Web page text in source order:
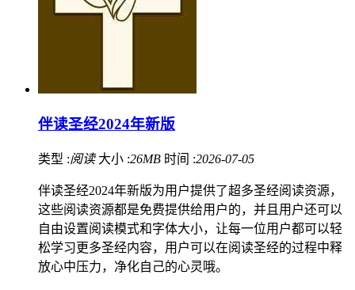
伴读圣经2024年新版
类型 :阅读 大小 :26MB 时间 :2026-07-05
伴读圣经2024年新版为用户提供了超多圣经阅读资源，
这些阅读资源都是免费提供给用户的，并且用户还可以
自由设置阅读模式和字体大小，让每一位用户都可以轻
松学习更多圣经内容，用户可以在阅读圣经的过程中释
放心中压力，净化自己的心灵哦。